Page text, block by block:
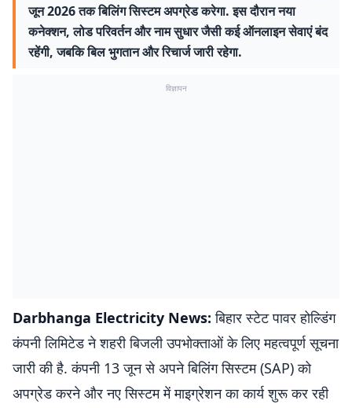
जून 2026 तक बिलिंग सिस्टम अपग्रेड करेगा. इस दौरान नया
कनेक्शन, लोड परिवर्तन और नाम सुधार जैसी कई ऑनलाइन सेवाएं बंद
रहेंगी, जबकि बिल भुगतान और रिचार्ज जारी रहेगा.
विज्ञापन
Darbhanga Electricity News: बिहार स्टेट पावर होल्डिंग
कंपनी लिमिटेड ने शहरी बिजली उपभोक्ताओं के लिए महत्वपूर्ण सूचना
जारी की है. कंपनी 13 जून से अपने बिलिंग सिस्टम (SAP) को
अपग्रेड करने और नए सिस्टम में माइग्रेशन का कार्य शुरू कर रही